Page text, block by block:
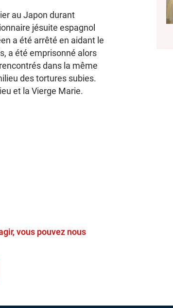
au Japon durant
jésuite espagnol
a été arrêté en aidant le
a été emprisonné alors
dans la même
des tortures subies.
et la Vierge Marie.
vous pouvez nous